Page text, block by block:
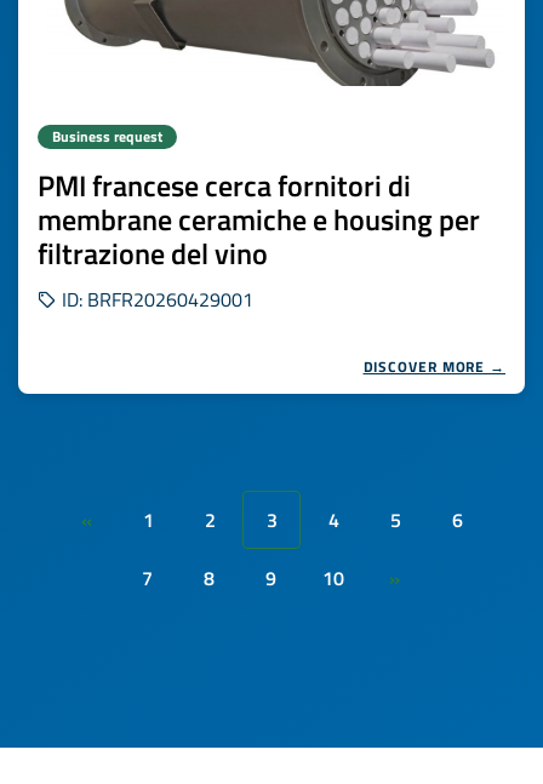
Business request
PMI francese cerca fornitori di
membrane ceramiche e housing per
filtrazione del vino
ID: BRFR20260429001
DISCOVER MORE →
« 1 2 3 4 5
6
7
8 9 10 »